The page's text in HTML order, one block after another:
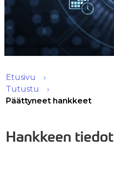
Etusivu
Tutustu
Päättyneet hankkeet
Hankkeen tiedot